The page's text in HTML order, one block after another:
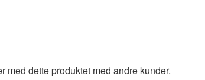
dette produktet med andre kunder.